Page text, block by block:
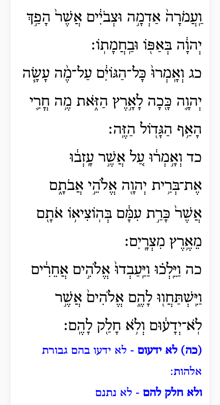
וַֽעֲמֹרָה֙ אַדְמָ֣ה וּצְבֹיִ֔ים אֲשֶׁר֙ הָפַ֣ךְ
יְהוָ֔ה בְּאַפּ֖וֹ וּבַֽחֲמָתֽוֹ׃
כג וְאָֽמְרוּ֙ כָּל־הַגּוֹיִ֔ם עַל־מֶ֨ה עָשָׂ֧ה
יְהוָ֛ה כָּ֖כָה לָאָ֣רֶץ הַזֹּ֑את מֶ֥ה חֳרִ֛י
הָאַ֥ף הַגָּד֖וֹל הַזֶּֽה׃
כד וְאָ֣מְר֔וּ עַ֚ל אֲשֶׁ֣ר עָֽזְב֔וּ
אֶת־בְּרִ֥ית יְהוָ֖ה אֱלֹהֵ֣י אֲבֹתָ֑ם
אֲשֶׁר֙ כָּרַ֣ת עִמָּ֔ם בְּהֽוֹצִיא֥וֹ אֹתָ֖ם
מֵאֶ֥רֶץ מִצְרָֽיִם׃
כה וַיֵּֽלְכ֗וּ וַיַּֽעַבְדוּ֙ אֱלֹהִ֣ים אֲחֵרִ֔ים
וַיִּֽשְׁתַּחֲו֖וּ לָהֶ֑ם אֱלֹהִים֙ אֲשֶׁ֣ר
לֹֽא־יְדָע֔וּם וְלֹ֥א חָלַ֖ק לָהֶֽם׃
(כה) לא ידעום - לא ידעו בהם גבורת
אלהות:
ולא חלק להם - לא נתנם